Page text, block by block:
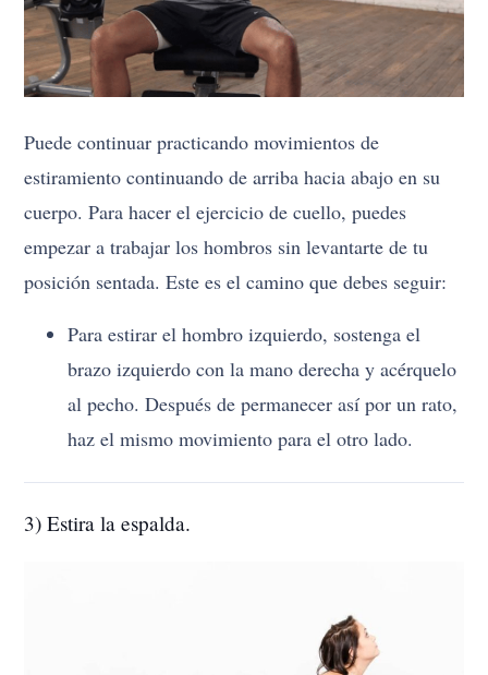
Puede continuar practicando movimientos de
estiramiento continuando de arriba hacia abajo en su
cuerpo. Para hacer el ejercicio de cuello, puedes
empezar a trabajar los hombros sin levantarte de tu
posición sentada. Este es el camino que debes seguir:
Para estirar el hombro izquierdo, sostenga el
brazo izquierdo con la mano derecha y acérquelo
al pecho. Después de permanecer así por un rato,
haz el mismo movimiento para el otro lado.
3) Estira la espalda.